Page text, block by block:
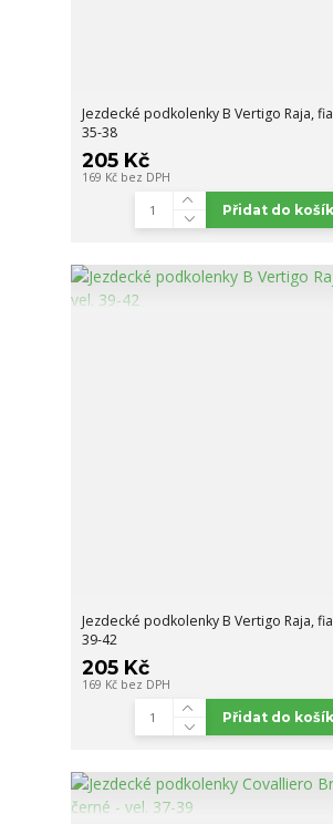
Jezdecké podkolenky B Vertigo Raja,
35-38
205 Kč
169 Kč bez DPH
Přidat do
Jezdecké podkolenky B Vertigo Raja,
39-42
205 Kč
169 Kč bez DPH
Přidat do